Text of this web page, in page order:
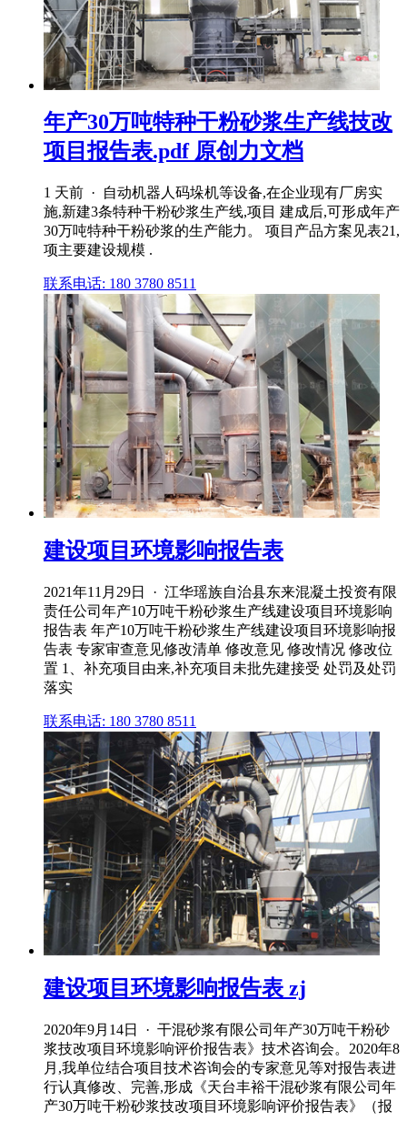
年产30万吨特种干粉砂浆生产线技改
项目报告表.pdf 原创力文档
1 天前 · 自动机器人码垛机等设备,在企业现有厂房实
施,新建3条特种干粉砂浆生产线,项目 建成后,可形成年产
30万吨特种干粉砂浆的生产能力。 项目产品方案见表21,
项主要建设规模 .
联系电话: 180 3780 8511
建设项目环境影响报告表
2021年11月29日 · 江华瑶族自治县东来混凝土投资有限
责任公司年产10万吨干粉砂浆生产线建设项目环境影响
报告表 年产10万吨干粉砂浆生产线建设项目环境影响报
告表 专家审查意见修改清单 修改意见 修改情况 修改位
置 1、补充项目由来,补充项目未批先建接受 处罚及处罚
落实
联系电话: 180 3780 8511
建设项目环境影响报告表 zj
2020年9月14日 · 干混砂浆有限公司年产30万吨干粉砂
浆技改项目环境影响评价报告表》技术咨询会。2020年8
月,我单位结合项目技术咨询会的专家意见等对报告表进
行认真修改、完善,形成《天台丰裕干混砂浆有限公司年
产30万吨干粉砂浆技改项目环境影响评价报告表》（报